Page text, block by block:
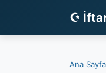
☪
Ana Sayfa